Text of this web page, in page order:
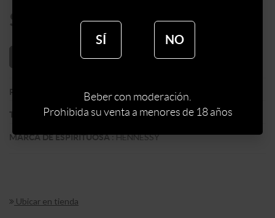
$
AÑADIR AL CARRITO
PAIS
TIPO DE ESPIRITUOSA:COGNAN
MARCA DE ESPIRITUOSA:HENNESSY
Ubicar en tienda
SÍ NO
Beber con moderación.
Prohibida su venta a menores de 18 años